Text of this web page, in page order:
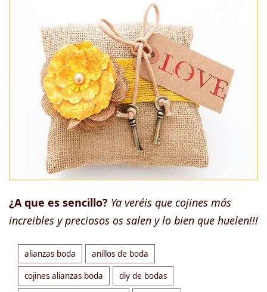
¿A que es sencillo? Ya veréis que cojines más
increibles y preciosos os salen y lo bien que huelen!!!
alianzas boda anillos de boda
cojines alianzas boda diy de bodas